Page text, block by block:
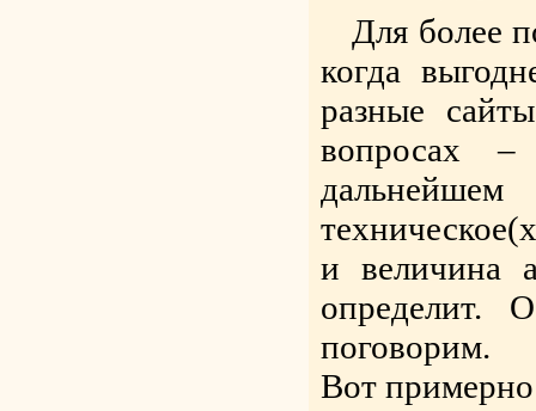
Для более
когда
разные
вопросах
и величина
определит.
поговорим.
Вот примерно